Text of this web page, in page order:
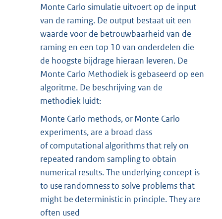
Monte Carlo simulatie uitvoert op de input
van de raming. De output bestaat uit een
waarde voor de betrouwbaarheid van de
raming en een top 10 van onderdelen die
de hoogste bijdrage hieraan leveren. De
Monte Carlo Methodiek is gebaseerd op een
algoritme. De beschrijving van de
methodiek luidt:
Monte Carlo methods, or Monte Carlo
experiments, are a broad class
of computational algorithms that rely on
repeated random sampling to obtain
numerical results. The underlying concept is
to use randomness to solve problems that
might be deterministic in principle. They are
often used